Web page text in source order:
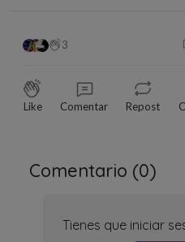
3
Like Comentar Repost
Comentario (0)
Tienes que iniciar